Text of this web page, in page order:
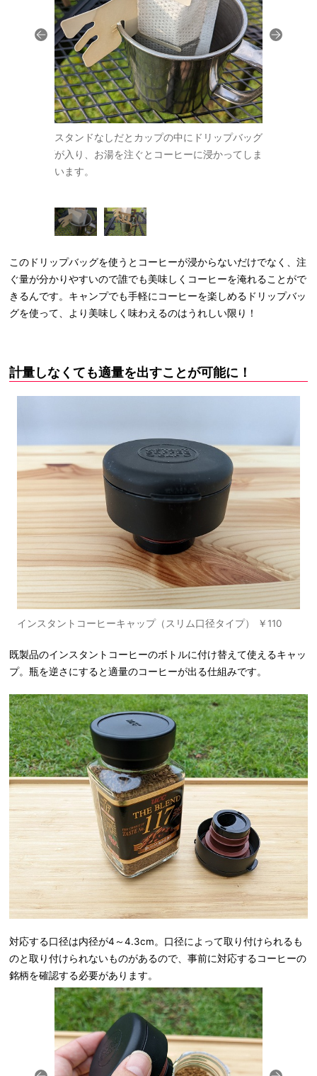
スタンドなしだとカップの中にドリップバッグ
が入り、お湯を注ぐとコーヒーに浸かってしま
います。
このドリップバッグを使うとコーヒーが浸からないだけでなく、注
ぐ量が分かりやすいので誰でも美味しくコーヒーを淹れることがで
きるんです。キャンプでも手軽にコーヒーを楽しめるドリップバッ
グを使って、より美味しく味わえるのはうれしい限り！
計量しなくても適量を出すことが可能に！
インスタントコーヒーキャップ（スリム口径タイプ） ￥110
既製品のインスタントコーヒーのボトルに付け替えて使えるキャッ
プ。瓶を逆さにすると適量のコーヒーが出る仕組みです。
対応する口径は内径が4～4.3cm。口径によって取り付けられるも
のと取り付けられないものがあるので、事前に対応するコーヒーの
銘柄を確認する必要があります。